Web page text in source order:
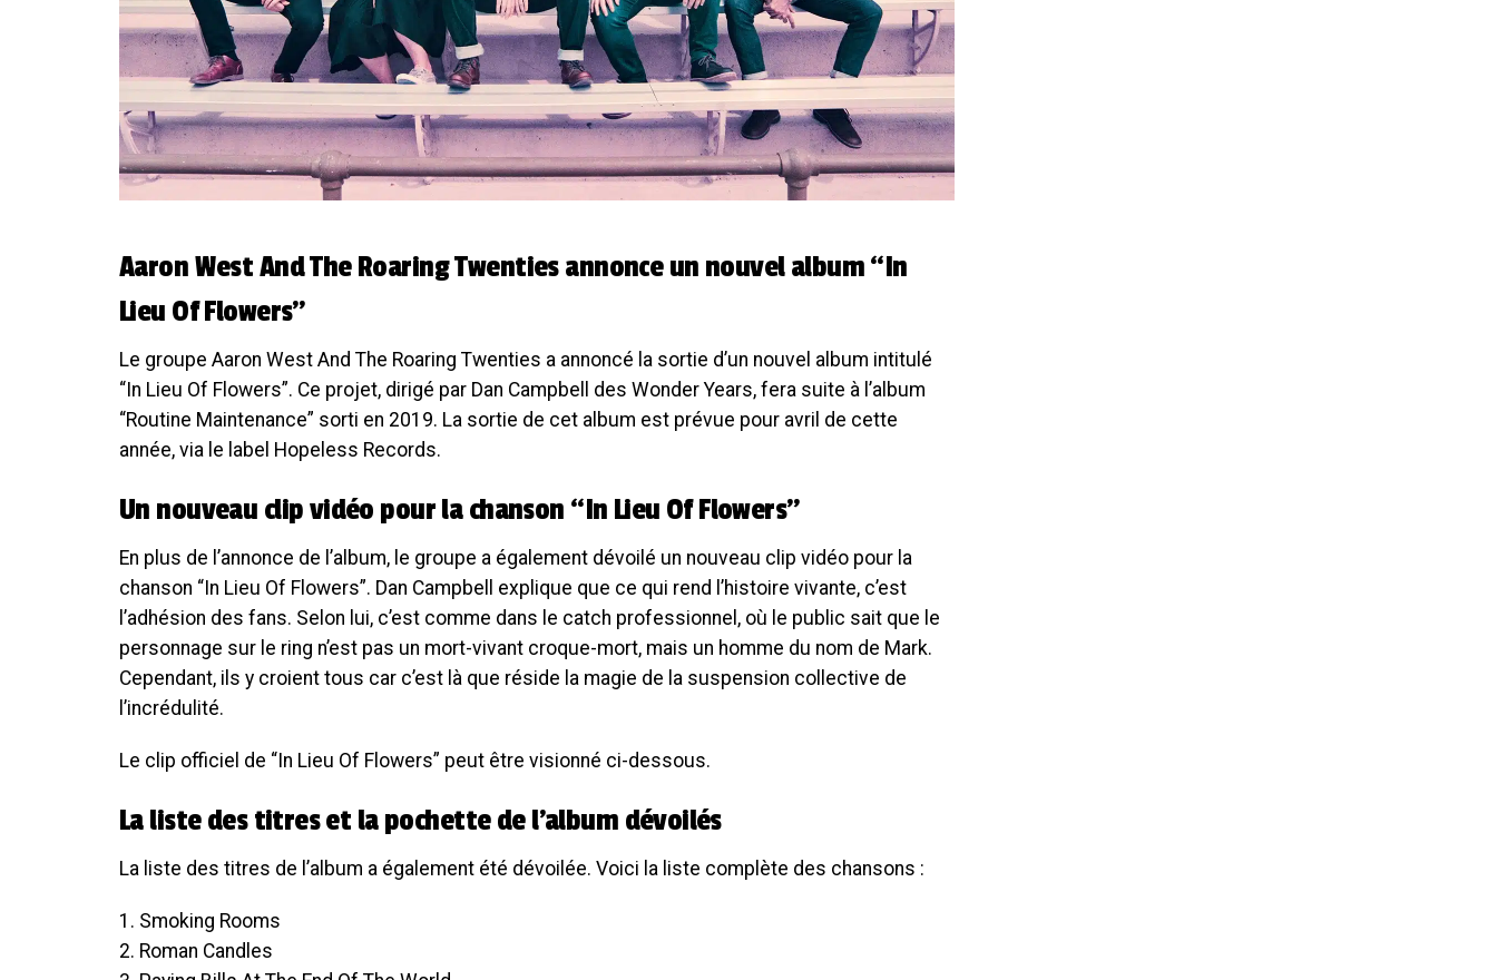
Aaron West And The Roaring Twenties annonce un nouvel album “In
Lieu Of Flowers”
Le groupe Aaron West And The Roaring Twenties a annoncé la sortie d’un nouvel album intitulé
“In Lieu Of Flowers”. Ce projet, dirigé par Dan Campbell des Wonder Years, fera suite à l’album
“Routine Maintenance” sorti en 2019. La sortie de cet album est prévue pour avril de cette
année, via le label Hopeless Records.
Un nouveau clip vidéo pour la chanson “In Lieu Of Flowers”
En plus de l’annonce de l’album, le groupe a également dévoilé un nouveau clip vidéo pour la
chanson “In Lieu Of Flowers”. Dan Campbell explique que ce qui rend l’histoire vivante, c’est
l’adhésion des fans. Selon lui, c’est comme dans le catch professionnel, où le public sait que le
personnage sur le ring n’est pas un mort-vivant croque-mort, mais un homme du nom de Mark.
Cependant, ils y croient tous car c’est là que réside la magie de la suspension collective de
l’incrédulité.
Le clip officiel de “In Lieu Of Flowers” peut être visionné ci-dessous.
La liste des titres et la pochette de l’album dévoilés
La liste des titres de l’album a également été dévoilée. Voici la liste complète des chansons :
1. Smoking Rooms
2. Roman Candles